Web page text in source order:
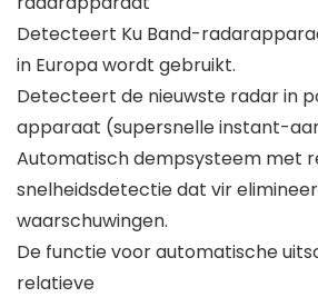
Detecteert Ku Band-
in Europa wordt gebruikt.
Detecteert de nieuwste radar in
apparaat (supersnelle instant-
Automatisch dempsysteem met
snelheidsdetectie dat vir
waarschuwingen.
De functie voor automatische
relatieve